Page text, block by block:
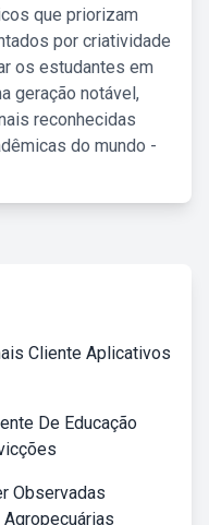
que priorizam
por criatividade
os estudantes em
geração notável,
reconhecidas
do mundo -
Cliente Aplicativos
De Educação
Observadas